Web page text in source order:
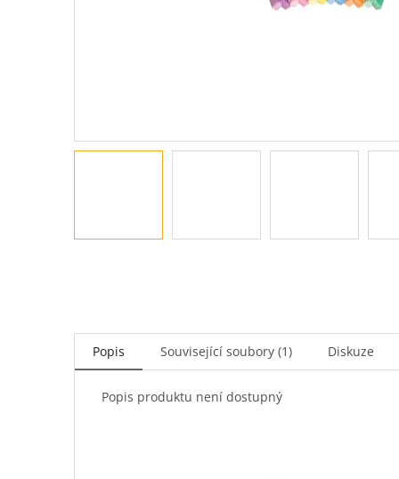
Popis Související soubory (1) Diskuze
Popis produktu není dostupný